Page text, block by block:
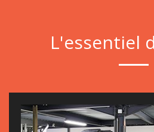
L'essentiel